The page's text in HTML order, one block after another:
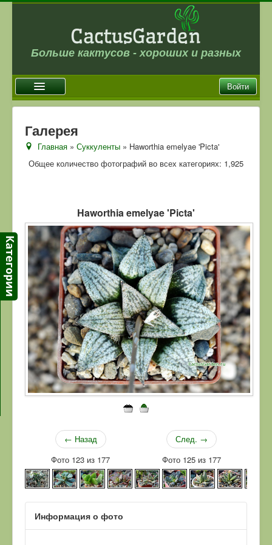
Больше кактусов - хороших и разных
Войти
Новости
Галерея
Отзывы
Ссылки
Контакты
Галерея
Главная »Суккуленты » Haworthia emelyae 'Picta'
Общее количество фотографий во всех категориях: 1,925
Haworthia emelyae 'Picta'
← Назад
Фото 123 из 177
След. →
Фото 125 из 177
Информация о фото